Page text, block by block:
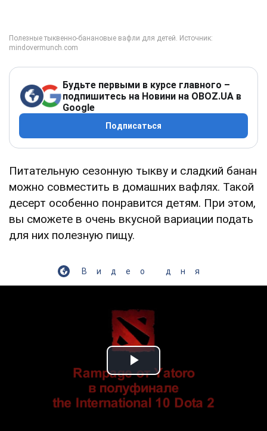
Будьте первыми в курсе главного –
подпишитесь на Новини на OBOZ.UA в
Google
Подписаться
Питательную сезонную тыкву и сладкий банан
можно совместить в домашних вафлях. Такой
десерт особенно понравится детям. При этом,
вы сможете в очень вкусной вариации подать
для них полезную пищу.
Видео дня
Play Video